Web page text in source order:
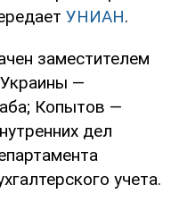
УНИАН.
заместителем
—
Копытов —
дел
учета.